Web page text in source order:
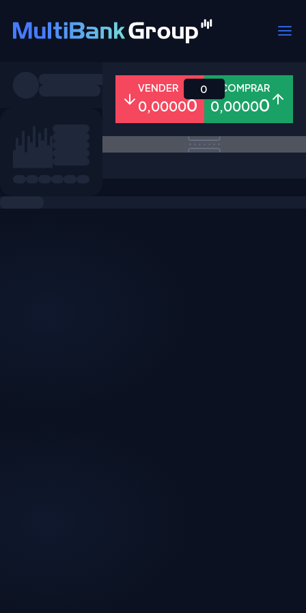
Todos Forex Metais Ações
VENDER
0,00000
COMPRAR
0,00000
0